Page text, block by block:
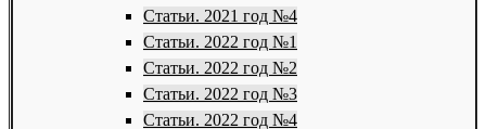
Статьи. 2021 год №4
Статьи. 2022 год №1
Статьи. 2022 год №2
Статьи. 2022 год №3
Статьи. 2022 год №4